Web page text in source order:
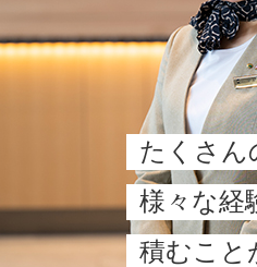
たくさん
様々な経
積むこと